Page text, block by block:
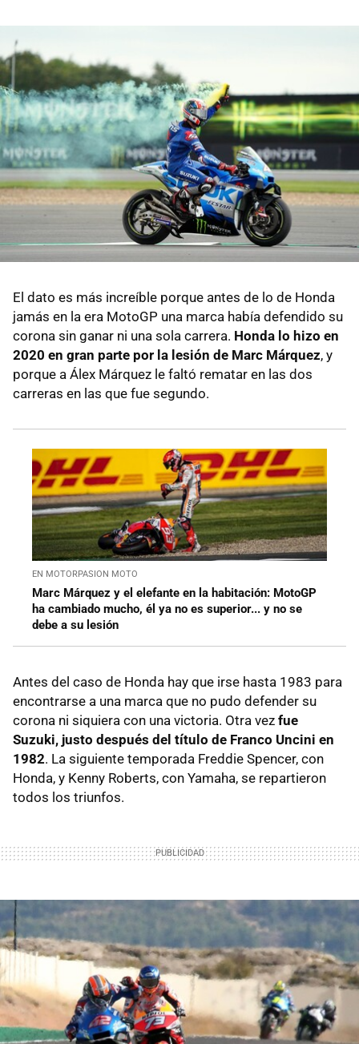
El dato es más increíble porque antes de lo de Honda
jamás en la era MotoGP una marca había defendido su
corona sin ganar ni una sola carrera. Honda lo hizo en
2020 en gran parte por la lesión de Marc Márquez, y
porque a Álex Márquez le faltó rematar en las dos
carreras en las que fue segundo.
EN MOTORPASION MOTO
Marc Márquez y el elefante en la habitación: MotoGP
ha cambiado mucho, él ya no es superior... y no se
debe a su lesión
Antes del caso de Honda hay que irse hasta 1983 para
encontrarse a una marca que no pudo defender su
corona ni siquiera con una victoria. Otra vez fue
Suzuki, justo después del título de Franco Uncini en
1982. La siguiente temporada Freddie Spencer, con
Honda, y Kenny Roberts, con Yamaha, se repartieron
todos los triunfos.